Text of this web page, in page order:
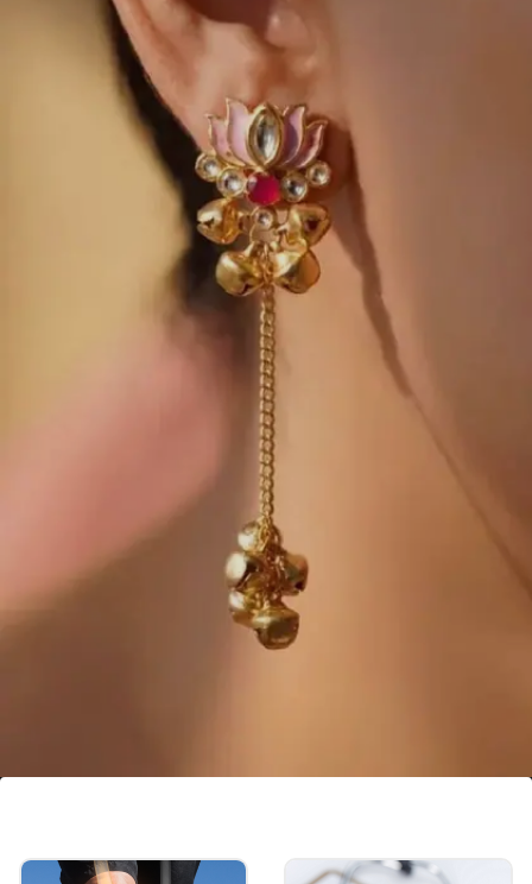
পারেন।
Image credits: pinterest
এই লোটাস ডিজাইনের কানের দুলে ঘুঙুরের একটি